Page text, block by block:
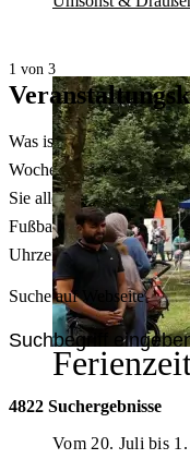
Vom 20. Juli bis 1.
1 von 3
Was ist heute in
Wochenende? Im
Sie alle Events – von der
Fußballspiel bis zum
Uhrzeit, Ort oder Art der
Suche auf Webseite
4822 Suchergebnisse